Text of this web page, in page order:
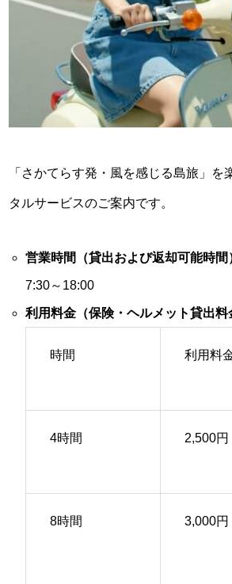
「さかてらす発・風を感じる島旅」
タルサービスのご案内です。
営業時間（貸出および返却可能時間
7:30～18:00
利用料金（保険・ヘルメット貸出料
時間 利用料
4時間 2,500円
8時間 3,000円